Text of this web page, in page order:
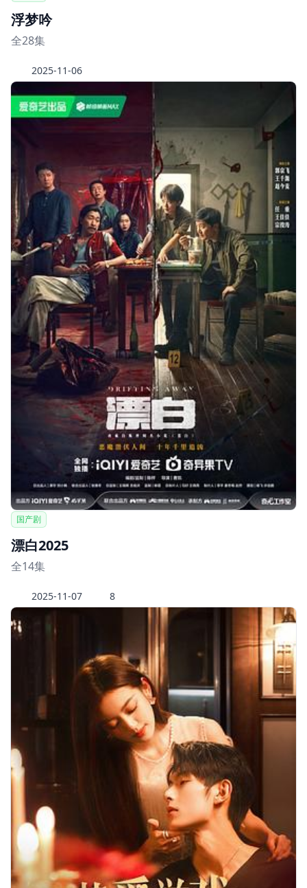
浮梦吟
全28集
2025-11-06
国产剧
漂白2025
全14集
2025-11-07 8